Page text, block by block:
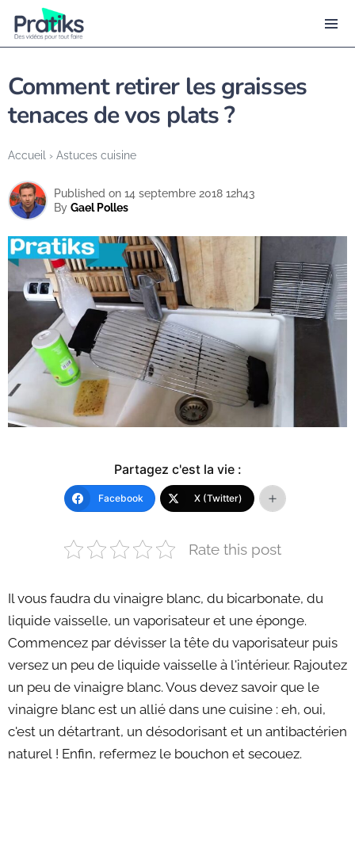
Accueil › Astuces cuisine
Comment retirer les graisses
tenaces de vos plats ?
By Gael Polles
Published on 14 septembre 2018 12h43
Partagez c'est la vie :
Facebook X (Twitter)
Rate this post
Il vous faudra du vinaigre blanc, du bicarbonate, du
liquide vaisselle, un vaporisateur et une éponge.
Commencez par dévisser la tête du vaporisateur puis
versez un peu de liquide vaisselle à l'intérieur. Rajoutez
un peu de vinaigre blanc. Vous devez savoir que le
vinaigre blanc est un allié dans une cuisine : eh, oui,
c'est un détartrant, un désodorisant et un antibactérien
naturel ! Enfin, refermez le bouchon et secouez.